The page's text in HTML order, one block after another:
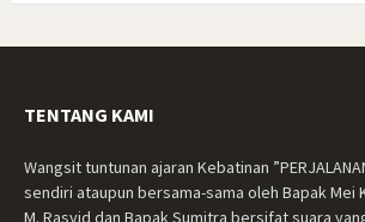
TENTANG KAMI
Wangsit tuntunan ajaran Kebatinan
sendiri ataupun bersama-sama oleh Bapak Mei
M. Rasyid dan Bapak Sumitra bersifat suara